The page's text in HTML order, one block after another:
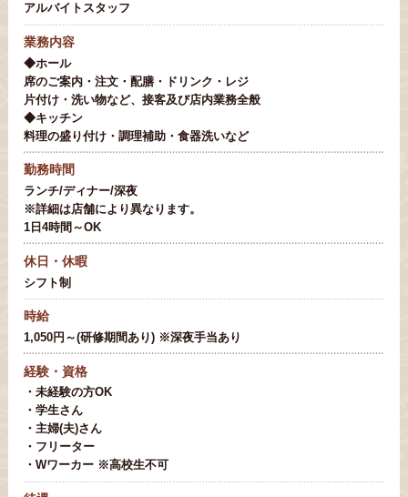
アルバイトスタッフ
業務内容
◆ホール
席のご案内・注文・配膳・ドリンク・レジ
片付け・洗い物など、接客及び店内業務全般
◆キッチン
料理の盛り付け・調理補助・食器洗いなど
勤務時間
ランチ/ディナー/深夜
※詳細は店舗により異なります。
1日4時間～OK
休日・休暇
シフト制
時給
1,050円～(研修期間あり) ※深夜手当あり
経験・資格
・未経験の方OK
・学生さん
・主婦(夫)さん
・フリーター
・Wワーカー ※高校生不可